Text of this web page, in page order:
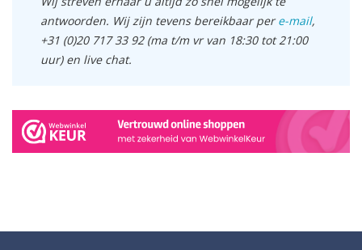
antwoorden. Wij zijn tevens bereikbaar pere-mail,
+31 (0)20 717 33 92 (ma t/m vr van 18:30 tot 21:00
uur) en live chat.